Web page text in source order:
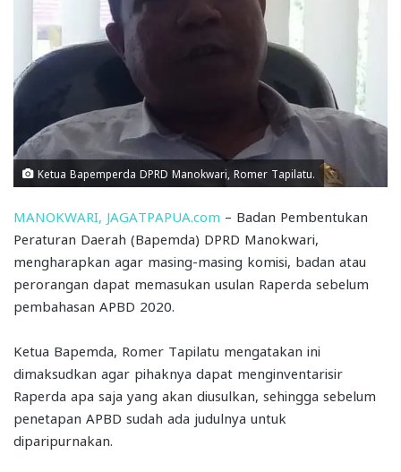
Ketua Bapemperda DPRD Manokwari, Romer Tapilatu.
MANOKWARI, JAGATPAPUA.com – Badan Pembentukan
Peraturan Daerah (Bapemda) DPRD Manokwari,
mengharapkan agar masing-masing komisi, badan atau
perorangan dapat memasukan usulan Raperda sebelum
pembahasan APBD 2020.
Ketua Bapemda, Romer Tapilatu mengatakan ini
dimaksudkan agar pihaknya dapat menginventarisir
Raperda apa saja yang akan diusulkan, sehingga sebelum
penetapan APBD sudah ada judulnya untuk
diparipurnakan.